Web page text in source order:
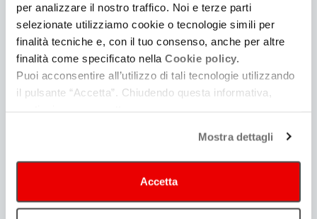
per analizzare il nostro traffico. Noi e terze parti
selezionate utilizziamo cookie o tecnologie simili per
finalità tecniche e, con il tuo consenso, anche per altre
finalità come specificato nella Cookie policy.
Puoi acconsentire all’utilizzo di tali tecnologie utilizzando
il pulsante “Accetta”. Chiudendo questa informativa,
Mostra dettagli
Accetta
Soggetto e sceneggiatura
Stefano Sardo/ Ambrogio Lo Giudice
Direttore della fotografia
Gian Filippo Corticelli